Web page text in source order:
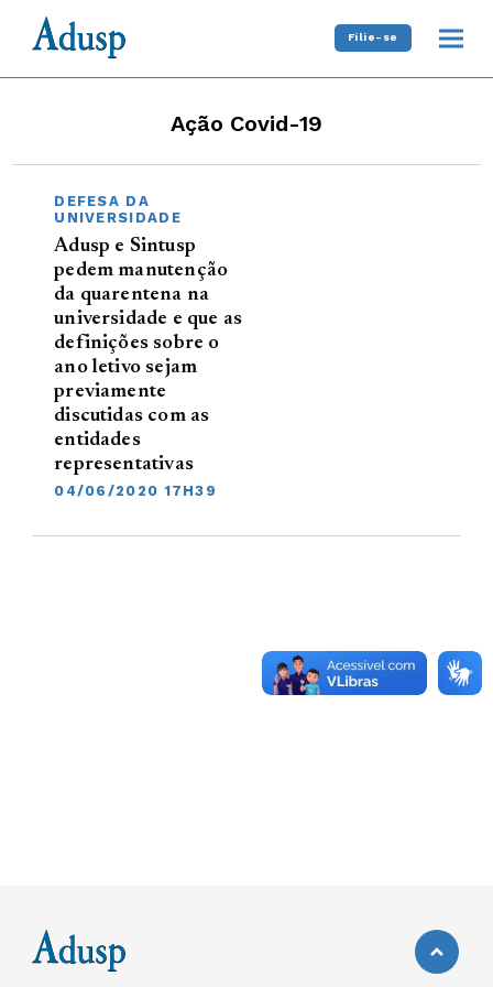
Filie-se
Ação Covid-19
DEFESA DA
UNIVERSIDADE
Adusp e Sintusp
pedem manutenção
da quarentena na
universidade e que as
definições sobre o
ano letivo sejam
previamente
discutidas com as
entidades
representativas
04/06/2020 17H39